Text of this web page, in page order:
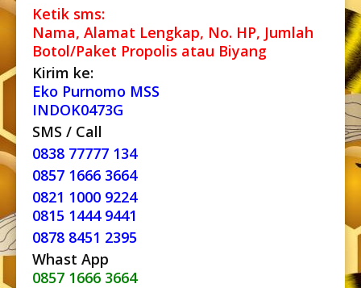
Ketik sms:
Nama, Alamat Lengkap, No. HP, Jumlah
Botol/Paket Propolis atau Biyang
Kirim ke:
Eko Purnomo MSS
INDOK0473G
SMS / Call
0838 77777 134
0857 1666 3664
0821 1000 9224
0815 1444 9441
0878 8451 2395
Whast App
0857 1666 3664